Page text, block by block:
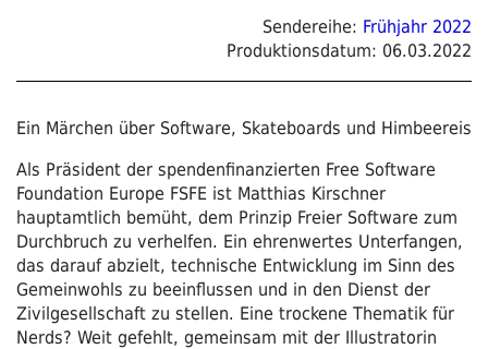
Sendereihe: Frühjahr 2022
Produktionsdatum: 06.03.2022
Ein Märchen über Software, Skateboards und Himbeereis
Als Präsident der spendenfinanzierten Free Software
Foundation Europe FSFE ist Matthias Kirschner
hauptamtlich bemüht, dem Prinzip Freier Software zum
Durchbruch zu verhelfen. Ein ehrenwertes Unterfangen,
das darauf abzielt, technische Entwicklung im Sinn des
Gemeinwohls zu beeinflussen und in den Dienst der
Zivilgesellschaft zu stellen. Eine trockene Thematik für
Nerds? Weit gefehlt, gemeinsam mit der Illustratorin